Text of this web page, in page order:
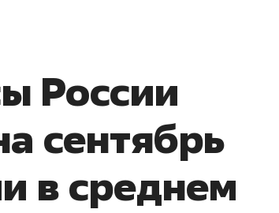
России
сентябрь
в среднем